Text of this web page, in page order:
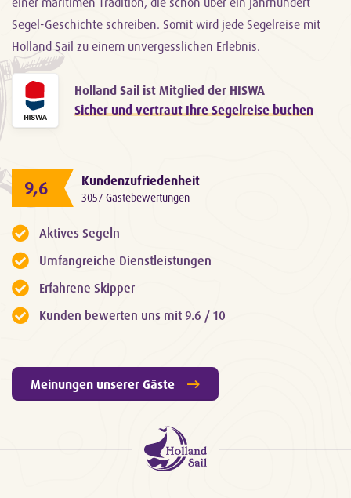
Segel-Geschichte schreiben. Somit wird jede Segelreise mit
Holland Sail zu einem unvergesslichen Erlebnis.
Holland Sail ist Mitglied der HISWA
Sicher und vertraut Ihre Segelreise buchen
9,6 Kundenzufriedenheit
3057 Gästebewertungen
Aktives Segeln
Umfangreiche Dienstleistungen
Erfahrene Skipper
Kunden bewerten uns mit 9.6 / 10
Meinungen unserer Gäste